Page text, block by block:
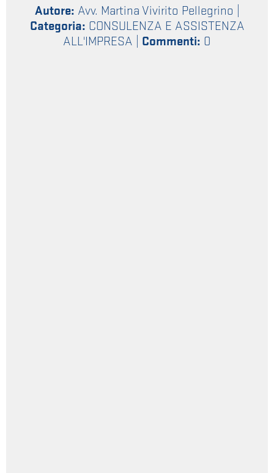
Autore: Avv. Martina Vivirito Pellegrino
Categoria: CONSULENZA E ASSISTENZA
ALL'IMPRESA
Commenti: 0